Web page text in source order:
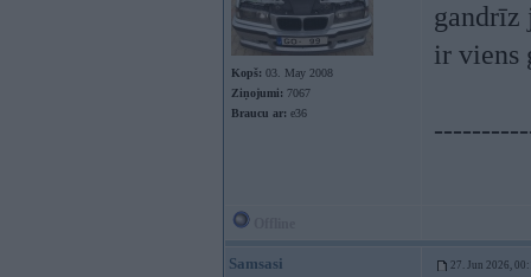
Kopš: 03. May 2008
Ziņojumi: 7067
Braucu ar: e36
gandrīz
ir viens
Samsasi 27. Jun 2026,